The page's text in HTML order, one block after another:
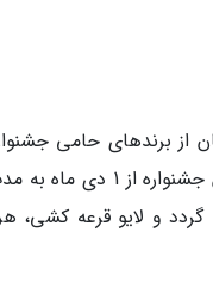
گردد و لایو قرعه کشی،